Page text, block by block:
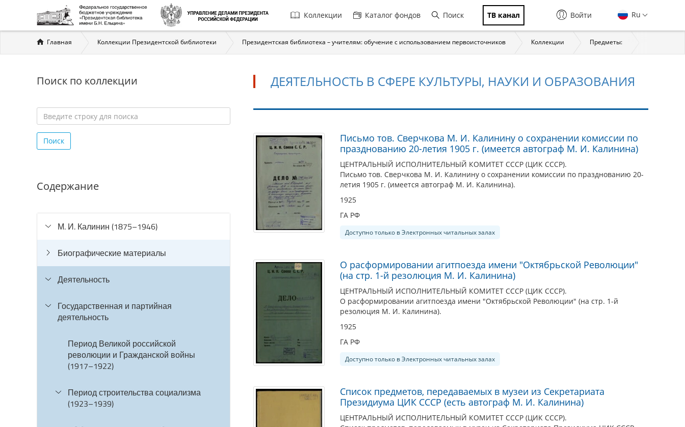
Главная
навигация
Коллекции Каталог фондов Поиск ТВ канал Ru
Войти
Вы
здесь
Главная Коллекции Президентской библиотеки Президентская библиотека – учителям: обучение с использованием первоисточников Коллекции Предметы:
Поиск по коллекции
строку
для
Поиск
Содержание
М. И. Калинин (1875–1946)
Биографические материалы
Деятельность
Государственная и партийная
деятельность
Период Великой российской
революции и Гражданской войны
(1917–1922)
Период строительства социализма
(1923–1939)
ДЕЯТЕЛЬНОСТЬ В СФЕРЕ КУЛЬТУРЫ, НАУКИ И ОБРАЗОВАНИЯ
Деятельность
сфере
культуры,
науки
образования
Письмо тов. Сверчкова М. И. Калинину о сохранении комиссии по
празднованию 20-летия 1905 г. (имеется автограф М. И. Калинина)
ЦЕНТРАЛЬНЫЙ ИСПОЛНИТЕЛЬНЫЙ КОМИТЕТ СССР (ЦИК СССР).
Письмо тов. Сверчкова М. И. Калинину о сохранении комиссии по празднованию 20-
летия 1905 г. (имеется автограф М. И. Калинина).
1925
ГА РФ
Доступно только в Электронных читальных залах
О расформировании агитпоезда имени "Октябрьской Революции"
(на стр. 1-й резолюция М. И. Калинина)
ЦЕНТРАЛЬНЫЙ ИСПОЛНИТЕЛЬНЫЙ КОМИТЕТ СССР (ЦИК СССР).
О расформировании агитпоезда имени "Октябрьской Революции" (на стр. 1-й
резолюция М. И. Калинина).
1925
ГА РФ
Доступно только в Электронных читальных залах
Список предметов, передаваемых в музеи из Секретариата
Президиума ЦИК СССР (есть автограф М. И. Калинина)
ЦЕНТРАЛЬНЫЙ ИСПОЛНИТЕЛЬНЫЙ КОМИТЕТ СССР (ЦИК СССР).